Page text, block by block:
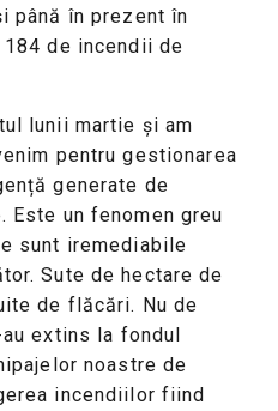
până în prezent în
de incendii de
lunii martie și am
pentru gestionarea
generate de
un fenomen greu
sunt iremediabile
Sute de hectare de
de flăcări. Nu de
extins la fondul
noastre de
incendiilor fiind